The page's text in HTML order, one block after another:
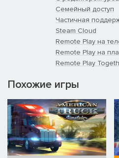
Семейный доступ
Частичная
Steam Cloud
Remote Play на
Remote Play на
Remote Play
Похожие игры